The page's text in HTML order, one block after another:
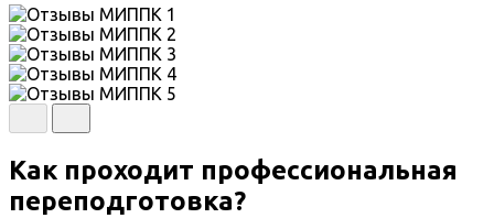
Как проходит профессиональная
переподготовка?